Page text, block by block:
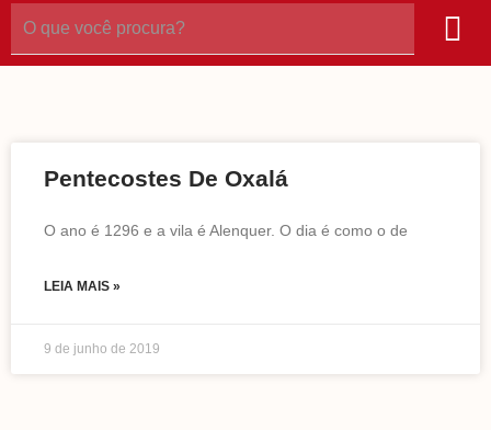
Pentecostes De Oxalá
O ano é 1296 e a vila é Alenquer. O dia é como o de
LEIA MAIS »
9 de junho de 2019